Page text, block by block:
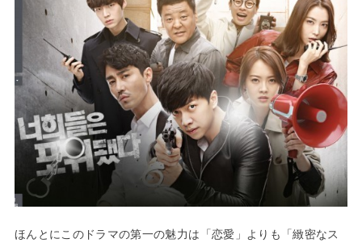
ほんとにこのドラマの第一の魅力は「恋愛」よりも「緻密なス